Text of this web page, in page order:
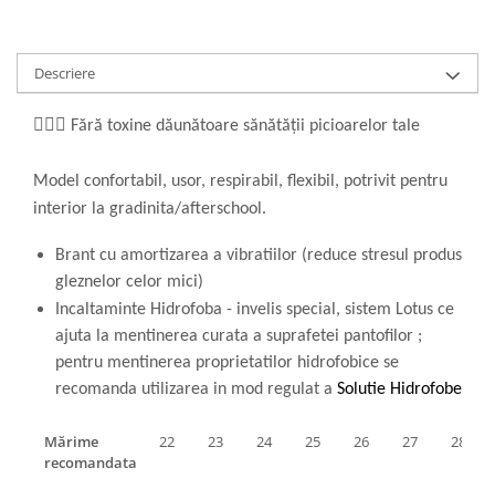
Descriere
👩🏼‍⚕️ Fără toxine dăunătoare sănătății picioarelor tale
Model confortabil, usor, respirabil, flexibil, potrivit pentru
interior la gradinita/afterschool.
Brant cu amortizarea a vibratiilor (reduce stresul produs
gleznelor celor mici)
Incaltaminte Hidrofoba - invelis special, sistem Lotus ce
ajuta la mentinerea curata a suprafetei pantofilor ;
pentru mentinerea proprietatilor hidrofobice se
recomanda utilizarea in mod regulat a Solutie Hidrofobe
Mărime
recomandata
22 23 24 25 26 27 28